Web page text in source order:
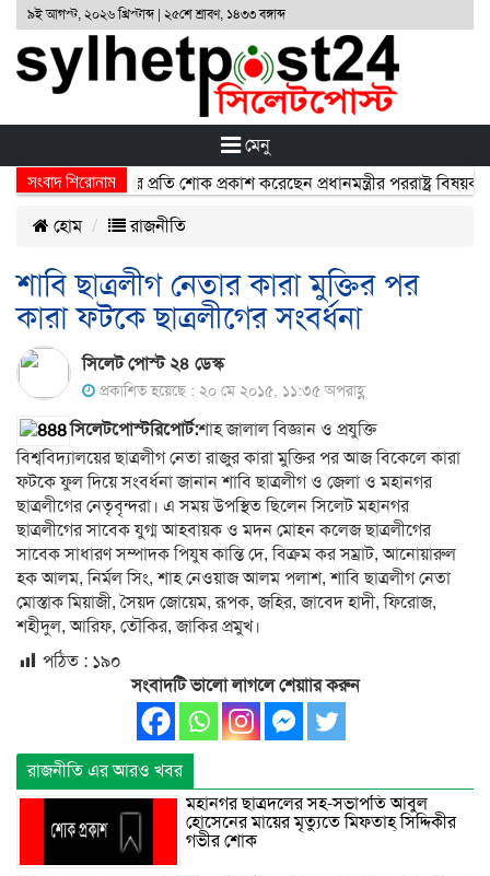
৯ই আগস্ট, ২০২৬ খ্রিস্টাব্দ | ২৫শে শ্রাবণ, ১৪৩৩ বঙ্গাব্দ
মেনু
সংবাদ শিরোনাম
নিহতদের প্রতি শোক প্রকাশ করেছেন প্রধানমন্ত্রীর পররাষ্ট্র বিষয়ক
হোম
রাজনীতি
শাবি ছাত্রলীগ নেতার কারা মুক্তির পর
কারা ফটকে ছাত্রলীগের সংবর্ধনা
সিলেট পোস্ট ২৪ ডেস্ক
প্রকাশিত হয়েছে : ২০ মে ২০১৫, ১১:৩৫ অপরাহ্ণ
সিলেটপোস্টরিপোর্ট:শাহ জালাল বিজ্ঞান ও প্রযুক্তি
বিশ্ববিদ্যালয়ের ছাত্রলীগ নেতা রাজুর কারা মুক্তির পর আজ বিকেলে কারা
ফটকে ফুল দিয়ে সংবর্ধনা জানান শাবি ছাত্রলীগ ও জেলা ও মহানগর
ছাত্রলীগের নেতৃবৃন্দরা। এ সময় উপস্থিত ছিলেন সিলেট মহানগর
ছাত্রলীগের সাবেক যুগ্ম আহবায়ক ও মদন মোহন কলেজ ছাত্রলীগের
সাবেক সাধারণ সম্পাদক পিযুষ কান্তি দে, বিক্রম কর সম্রাট, আনোয়ারুল
হক আলম, নির্মল সিং, শাহ নেওয়াজ আলম পলাশ, শাবি ছাত্রলীগ নেতা
মোস্তাক মিয়াজী, সৈয়দ জোয়েম, রূপক, জহির, জাবেদ হাদী, ফিরোজ,
শহীদুল, আরিফ, তৌকির, জাকির প্রমুখ।
পঠিত : ১৯০
সংবাদটি ভালো লাগলে শেয়াার করুন
রাজনীতি এর আরও খবর
মহানগর ছাত্রদলের সহ-সভাপতি আবুল
হোসেনের মায়ের মৃত্যুতে মিফতাহ্ সিদ্দিকীর
গভীর শোক